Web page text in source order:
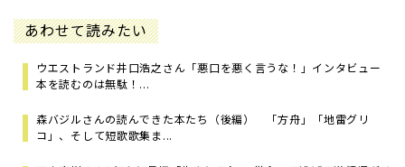
あわせて読みたい
ウエストランド井口浩之さん「悪口を悪く言うな！」インタビュー
本を読むのは無駄！...
森バジルさんの読んできた本たち（後編） 「方舟」「地雷グリ
コ」、そして短歌歌集ま...